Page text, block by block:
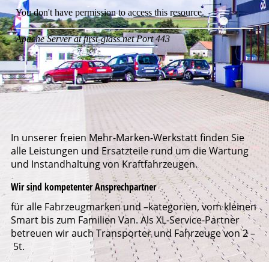
In unserer freien Mehr-Marken-Werkstatt finden Sie
alle Leistungen und Ersatzteile rund um die Wartung
und Instandhaltung von Kraftfahrzeugen.
Wir sind kompetenter Ansprechpartner
für alle Fahrzeugmarken und –kategorien, vom kleinen
Smart bis zum Familien Van. Als XL-Service-Partner
betreuen wir auch Transporter und Fahrzeuge von 2 –
5t.